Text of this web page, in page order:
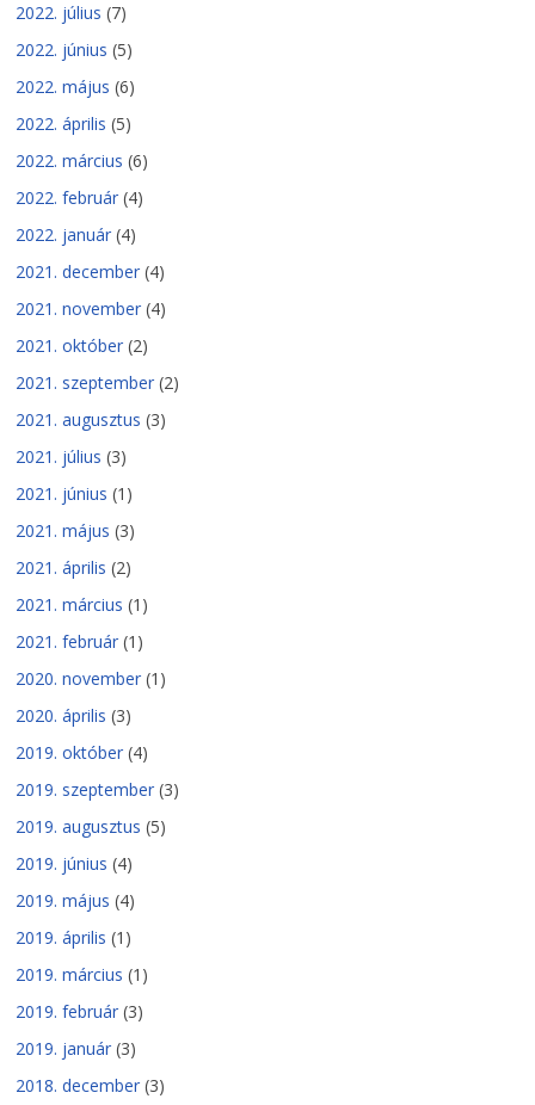
2022. július (7)
2022. június (5)
2022. május (6)
2022. április (5)
2022. március (6)
2022. február (4)
2022. január (4)
2021. december (4)
2021. november (4)
2021. október (2)
2021. szeptember (2)
2021. augusztus (3)
2021. július (3)
2021. június (1)
2021. május (3)
2021. április (2)
2021. március (1)
2021. február (1)
2020. november (1)
2020. április (3)
2019. október (4)
2019. szeptember (3)
2019. augusztus (5)
2019. június (4)
2019. május (4)
2019. április (1)
2019. március (1)
2019. február (3)
2019. január (3)
2018. december (3)